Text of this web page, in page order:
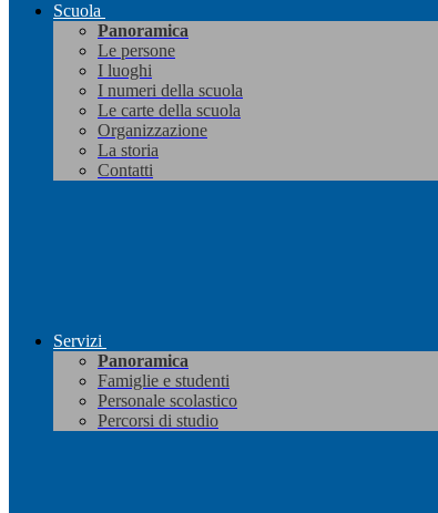
Scuola
Panoramica
Le persone
I luoghi
I numeri della scuola
Le carte della scuola
Organizzazione
La storia
Contatti
Servizi
Panoramica
Famiglie e studenti
Personale scolastico
Percorsi di studio